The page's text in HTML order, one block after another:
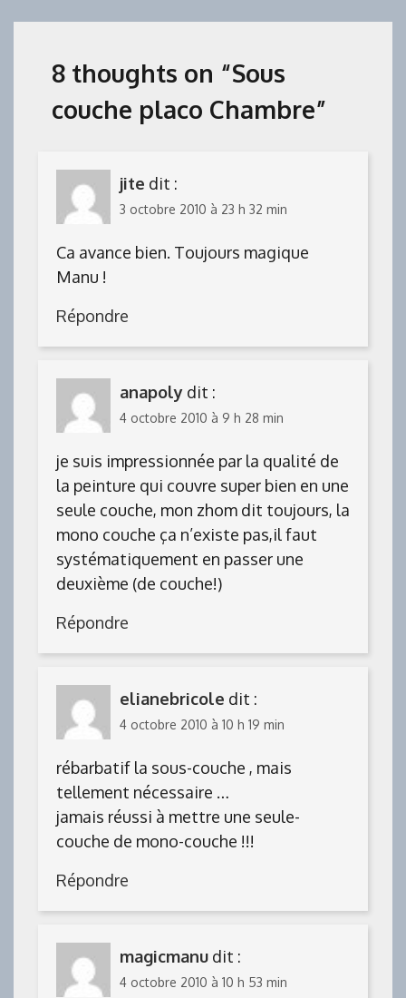
8 thoughts on “Sous
couche placo Chambre”
jite dit :
3 octobre 2010 à 23 h 32 min
Ca avance bien. Toujours magique
Manu !
Répondre
anapoly dit :
4 octobre 2010 à 9 h 28 min
je suis impressionnée par la qualité de
la peinture qui couvre super bien en une
seule couche, mon zhom dit toujours, la
mono couche ça n’existe pas,il faut
systématiquement en passer une
deuxième (de couche!)
Répondre
elianebricole dit :
4 octobre 2010 à 10 h 19 min
rébarbatif la sous-couche , mais
tellement nécessaire …
jamais réussi à mettre une seule-
couche de mono-couche !!!
Répondre
magicmanu dit :
4 octobre 2010 à 10 h 53 min